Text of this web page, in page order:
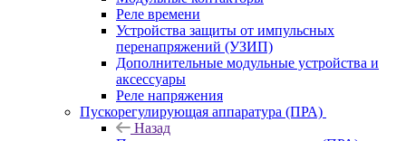
Реле времени
Устройства защиты от импульсных
перенапряжений (УЗИП)
Дополнительные модульные устройства и
аксессуары
Реле напряжения
Пускорегулирующая аппаратура (ПРА)
Назад